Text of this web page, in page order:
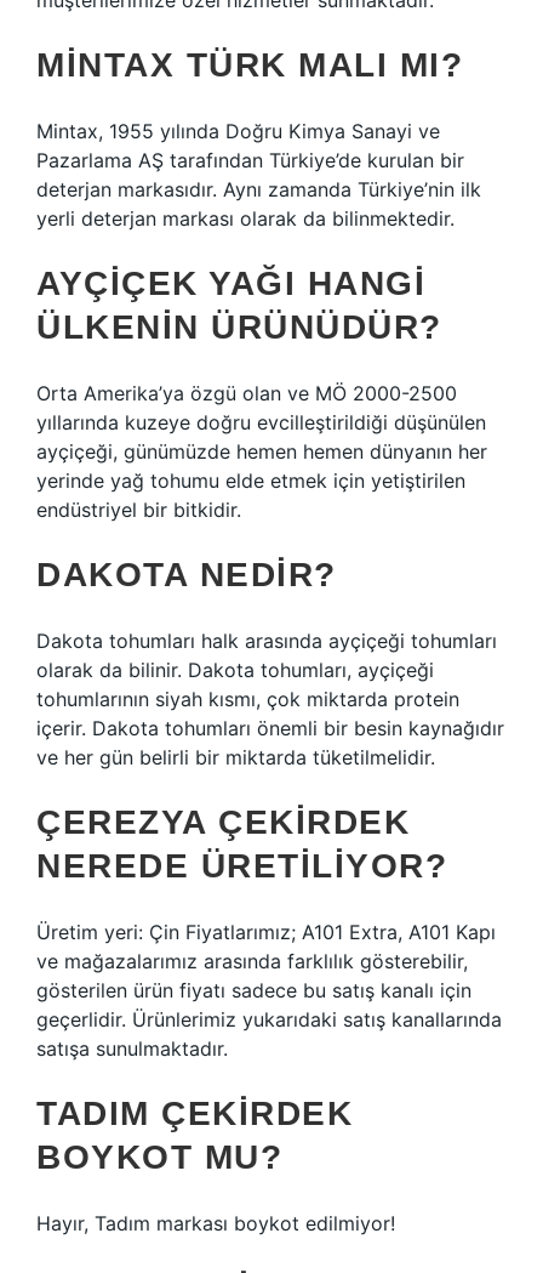
MINTAX TÜRK MALI MI?
Mintax, 1955 yılında Doğru Kimya Sanayi ve
Pazarlama AŞ tarafından Türkiye’de kurulan bir
deterjan markasıdır. Aynı zamanda Türkiye’nin ilk
yerli deterjan markası olarak da bilinmektedir.
AYÇIÇEK YAĞI HANGI
ÜLKENIN ÜRÜNÜDÜR?
Orta Amerika’ya özgü olan ve MÖ 2000-2500
yıllarında kuzeye doğru evcilleştirildiği düşünülen
ayçiçeği, günümüzde hemen hemen dünyanın her
yerinde yağ tohumu elde etmek için yetiştirilen
endüstriyel bir bitkidir.
DAKOTA NEDIR?
Dakota tohumları halk arasında ayçiçeği tohumları
olarak da bilinir. Dakota tohumları, ayçiçeği
tohumlarının siyah kısmı, çok miktarda protein
içerir. Dakota tohumları önemli bir besin kaynağıdır
ve her gün belirli bir miktarda tüketilmelidir.
ÇEREZYA ÇEKIRDEK
NEREDE ÜRETILIYOR?
Üretim yeri: Çin Fiyatlarımız; A101 Extra, A101 Kapı
ve mağazalarımız arasında farklılık gösterebilir,
gösterilen ürün fiyatı sadece bu satış kanalı için
geçerlidir. Ürünlerimiz yukarıdaki satış kanallarında
satışa sunulmaktadır.
TADIM ÇEKIRDEK
BOYKOT MU?
Hayır, Tadım markası boykot edilmiyor!